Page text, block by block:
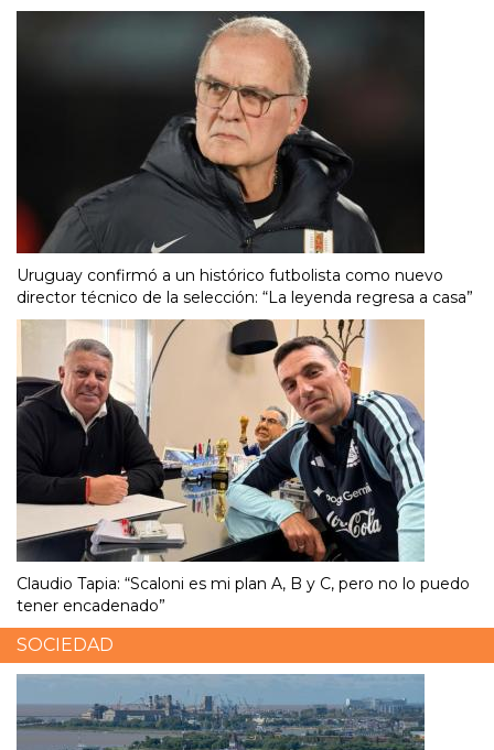
Uruguay confirmó a un histórico futbolista como nuevo
director técnico de la selección: “La leyenda regresa a casa”
Claudio Tapia: “Scaloni es mi plan A, B y C, pero no lo puedo
tener encadenado”
SOCIEDAD